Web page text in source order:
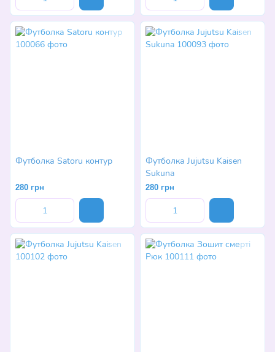
Футболка Satoru контур
280 грн
Футболка Jujutsu Kaisen
Sukuna
280 грн